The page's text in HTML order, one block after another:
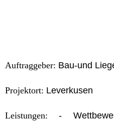
Auftraggeber: Bau-und
Projektort: Leverkusen
Leistungen:-